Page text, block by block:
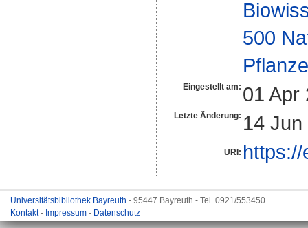
500
Eingestellt am: 01 Apr
Letzte Änderung: 14
URI:
Universitätsbibliothek Bayreuth - 95447 Bayreuth - Tel. 0921/553450
Kontakt- Impressum - Datenschutz